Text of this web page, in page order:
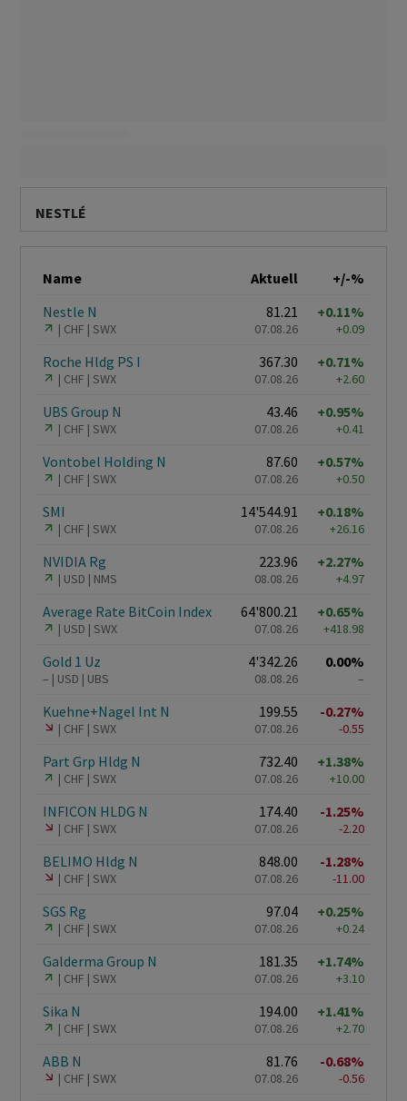
NESTLÉ
Name Aktuell
+/-%
Nestle N
CHF SWX
81.21
07.08.26
+0.11%
+0.09
Roche Hldg PS I
CHF SWX
367.30
07.08.26
+0.71%
+2.60
UBS Group N
CHF SWX
43.46
07.08.26
+0.95%
+0.41
Vontobel Holding N
CHF SWX
87.60
07.08.26
+0.57%
+0.50
SMI
CHF SWX
14'544.91
07.08.26
+0.18%
+26.16
NVIDIA Rg
USD NMS
223.96
08.08.26
+2.27%
+4.97
Average Rate BitCoin Index
USD SWX
64'800.21
07.08.26
+0.65%
+418.98
Gold 1 Uz
– USD UBS
4'342.26
08.08.26
0.00%
–
Kuehne+Nagel Int N
CHF SWX
199.55
07.08.26
-0.27%
-0.55
Part Grp Hldg N
CHF SWX
732.40
07.08.26
+1.38%
+10.00
INFICON HLDG N
CHF SWX
174.40
07.08.26
-1.25%
-2.20
BELIMO Hldg N
CHF SWX
848.00
07.08.26
-1.28%
-11.00
SGS Rg
CHF SWX
97.04
07.08.26
+0.25%
+0.24
Galderma Group N
CHF SWX
181.35
07.08.26
+1.74%
+3.10
Sika N
CHF SWX
194.00
07.08.26
+1.41%
+2.70
ABB N
CHF SWX
81.76
07.08.26
-0.68%
-0.56